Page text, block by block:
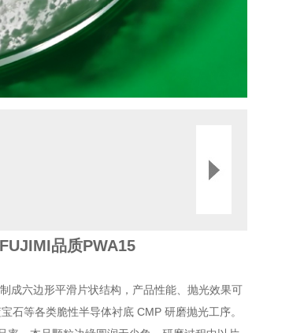
品质PWA15
成六边形平滑片状结构，产品性能、抛光效果可
石等各类脆性半导体衬底 CMP 研磨抛光工序。